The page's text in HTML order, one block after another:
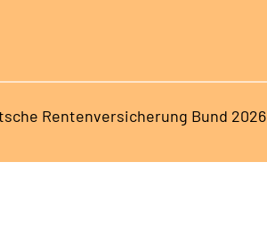
Rentenversicherung Bund 2026